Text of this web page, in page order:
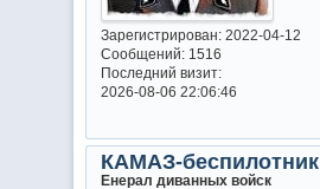
Зарегистрирован: 2022-04-12
Сообщений:1516
Последний визит:
2026-08-06 22:06:46
КАМАЗ-беспилотник
Енерал диванных войск